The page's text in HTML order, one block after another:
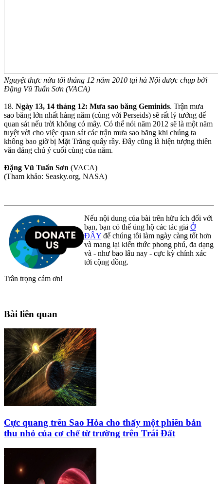
Nguyệt thực nửa tối tháng 12 năm 2010 tại hà Nội được chụp bởi
Đặng Vũ Tuấn Sơn (VACA)
18. Ngày 13, 14 tháng 12: Mưa sao băng Geminids. Trận mưa
sao băng lớn nhất hàng năm (cùng với Perseids) sẽ rất lý tưởng để
quan sát nếu trời không có mây. Có thể nói năm 2012 sẽ là một năm
tuyệt vời cho việc quan sát các trận mưa sao băng khi chúng ta
không bao giờ bị Mặt Trăng quấy rầy. Đây cũng là hiện tượng thiên
văn đáng chú ý cuối cùng của năm.
Đặng Vũ Tuấn Sơn (VACA)
(Tham khảo: Seasky.org, NASA)
Nếu nội dung của bài trên hữu ích đối với
bạn, bạn có thể ủng hộ các tác giả Ở
ĐÂY để chúng tôi làm ngày càng tốt hơn
và mang lại kiến thức phong phú, đa dạng
và - như bao lâu nay - cực kỳ chính xác
tới cộng đồng.
Trân trọng cám ơn!
Bài liên quan
Cực quang trên Sao Hỏa cho thấy một phiên bản
thu nhỏ của cơ chế từ trường trên Trái Đất